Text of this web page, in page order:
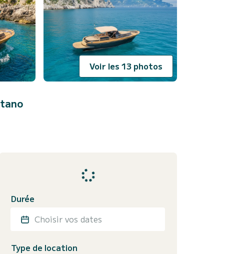
Voir les 13 photos
Durée
Choisir vos dates
Type de location